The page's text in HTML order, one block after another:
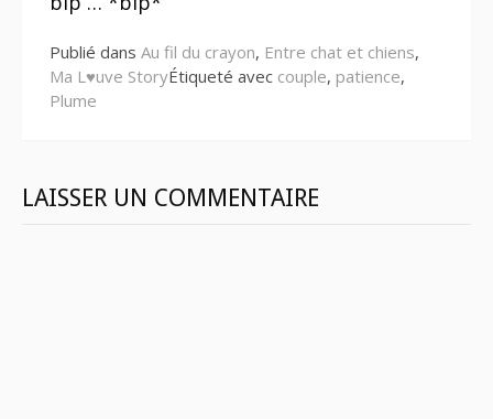
Publié dans Au fil du crayon, Entre chat et chiens,
Ma L♥uve StoryÉtiqueté avec couple, patience,
Plume
LAISSER UN COMMENTAIRE